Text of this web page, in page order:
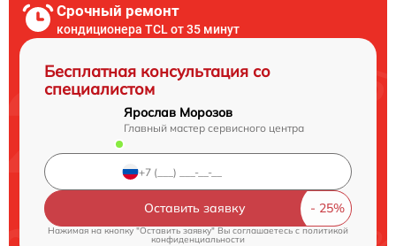
Срочный ремонт
кондиционера TCL от 35 минут
Бесплатная консультация со
специалистом
Ярослав Морозов
Главный мастер сервисного центра
Оставить заявку
Нажимая на кнопку "Оставить заявку" Вы соглашаетесь cполитикой
конфиденциальности